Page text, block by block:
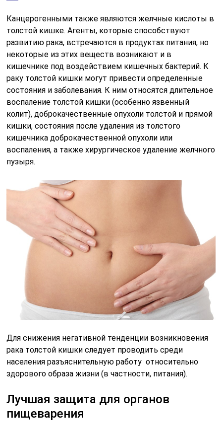
Канцерогенными также являются желчные кислоты в
толстой кишке. Агенты, которые способствуют
развитию рака, встречаются в продуктах питания, но
некоторые из этих веществ возникают и в
кишечнике под воздействием кишечных бактерий. К
раку толстой кишки могут привести определенные
состояния и заболевания. К ним относятся длительное
воспаление толстой кишки (особенно язвенный
колит), доброкачественные опухоли толстой и прямой
кишки, состояния после удаления из толстого
кишечника доброкачественной опухоли или
воспаления, а также хирургическое удаление желчного
пузыря.
Для снижения негативной тенденции возникновения
рака толстой кишки следует проводить среди
населения разъяснительную работу относительно
здорового образа жизни (в частности, питания).
Лучшая защита для органов
пищеварения